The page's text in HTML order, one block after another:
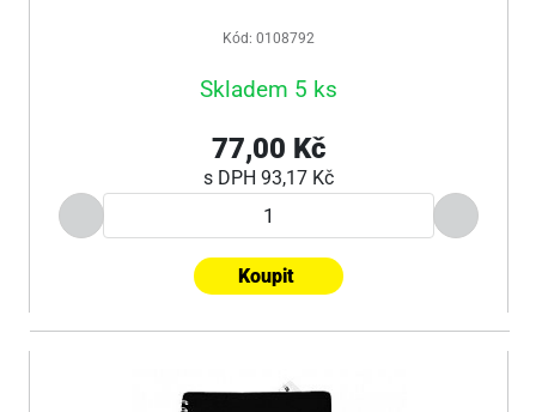
Kód: 0108792
Skladem 5 ks
77,00 Kč
s DPH 93,17 Kč
Koupit